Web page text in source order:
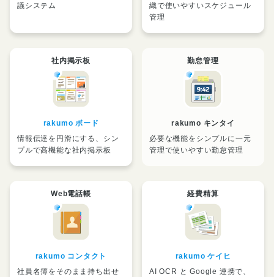
議システム
織で使いやすいスケジュール
管理
社内掲示板
rakumo ボード
情報伝達を円滑にする、シン
プルで高機能な社内掲示板
勤怠管理
rakumo キンタイ
必要な機能をシンプルに一元
管理で使いやすい勤怠管理
Web電話帳
rakumo コンタクト
社員名簿をそのまま持ち出せ
経費精算
rakumo ケイヒ
AI OCR と Google 連携で、